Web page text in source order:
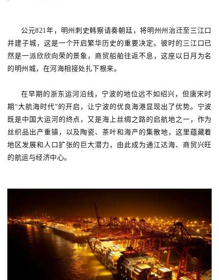
公元821年，明州刺史韩察请奏朝廷，将明州州治迁至三江口
并建子城，这是一个开启繁华历史的重要决定。彼时的三江口已
然是一派欣欣向荣的景象，商贸船舶往返不息，这座以日月为名
的明州城，在河海相接处扎下根来。
在早期的浙东运河沿线，宁波的地位远不如绍兴，但唐宋时
期“大航海时代”的开启，让宁波的优良海港显现出了优势。宁波
既是中国大运河的终点，又是海上丝绸之路的启航地之一，作为
丝织品出产重镇，以及陶瓷、茶叶和海产的集散地，这里蕴藏着
地区发展和人口扩张的巨大潜力，由此成为通江达海、商贸兴旺
的航运与经济中心。